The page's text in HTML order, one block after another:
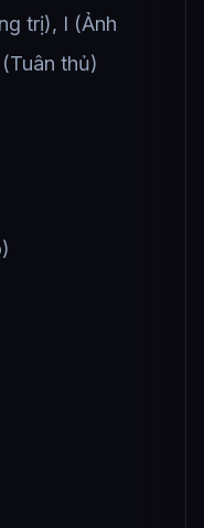
trị), I (Ảnh
thủ)